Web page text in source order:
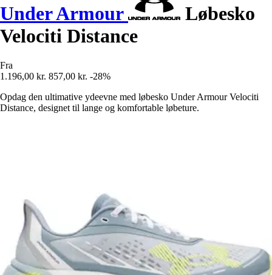
Under Armour
Løbesko
Velociti Distance
Fra
1.196,00 kr. 857,00 kr. -28%
Opdag den ultimative ydeevne med løbesko Under Armour Velociti
Distance, designet til lange og komfortable løbeture.